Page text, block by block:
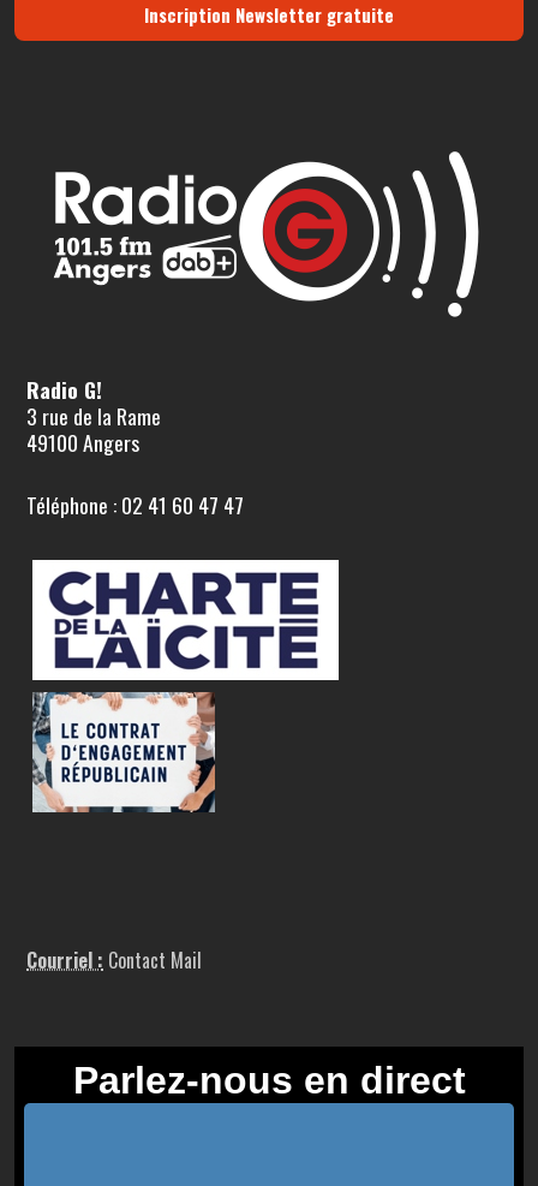
Inscription Newsletter gratuite
Radio G!
3 rue de la Rame
49100 Angers
Téléphone : 02 41 60 47 47
Courriel : Contact Mail